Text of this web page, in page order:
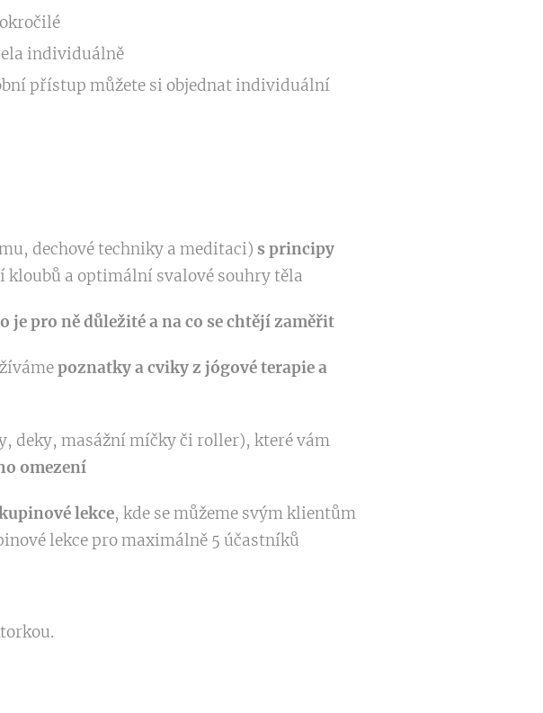
individuálně
přístup můžete si objednat individuální
dechové techniky a meditaci) s principy
a optimální svalové souhry těla
je pro ně důležité a na co se chtějí zaměřit
poznatky a cviky z jógové terapie a
deky, masážní míčky či roller), které vám
omezení
lekce, kde se můžeme svým klientům
lekce pro maximálně 5 účastníků